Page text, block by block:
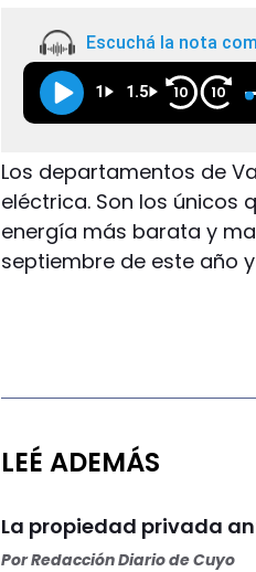
Escuchá la nota
1 1.5 10 10
Los departamentos de
eléctrica. Son los únicos
energía más barata y
septiembre de este año
LEÉ ADEMÁS
La propiedad privada
PorRedacción Diario de Cuyo